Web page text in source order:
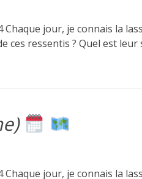
jour, je connais la
ces ressentis ? Quel est leur
jour, je connais la